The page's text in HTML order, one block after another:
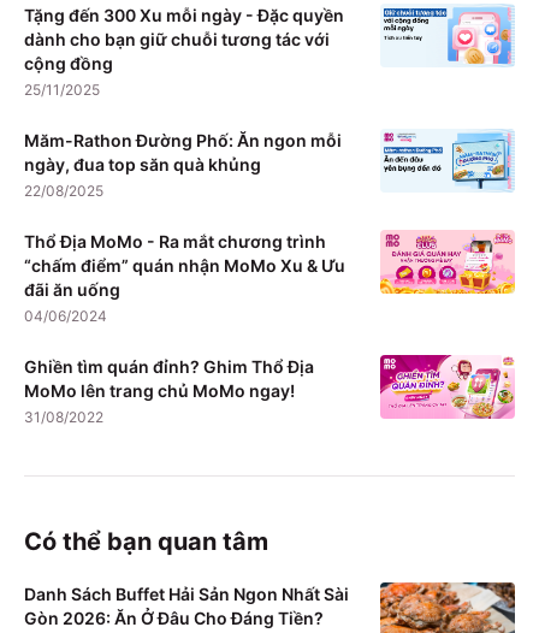
Tặng đến 300 Xu mỗi ngày - Đặc quyền
dành cho bạn giữ chuỗi tương tác với
cộng đồng
25/11/2025
Măm-Rathon Đường Phố: Ăn ngon mỗi
ngày, đua top săn quà khủng
22/08/2025
Thổ Địa MoMo - Ra mắt chương trình
“chấm điểm” quán nhận MoMo Xu & Ưu
đãi ăn uống
04/06/2024
Ghiền tìm quán đỉnh? Ghim Thổ Địa
MoMo lên trang chủ MoMo ngay!
31/08/2022
Có thể bạn quan tâm
Danh Sách Buffet Hải Sản Ngon Nhất Sài
Gòn 2026: Ăn Ở Đâu Cho Đáng Tiền?